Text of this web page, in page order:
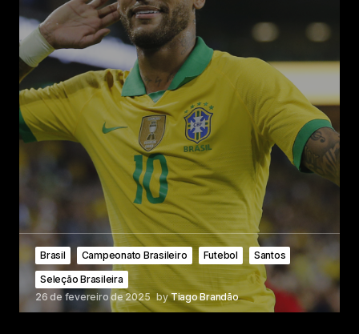
Brasil Campeonato Brasileiro Futebol
Santos
Seleção Brasileira
26 de fevereiro de 2025 byTiago Brandão